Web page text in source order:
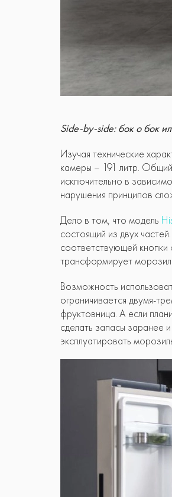
Side-by-side: бок о бок
Изучая технические
камеры – 191 литр.
исключительно в
нарушения принципов
Дело в том, что модель
состоящий из двух
соответствующей кнопки
трансформирует
Возможность
ограничивается двумя-
фруктовница. А если
сделать запасы заранее
эксплуатировать